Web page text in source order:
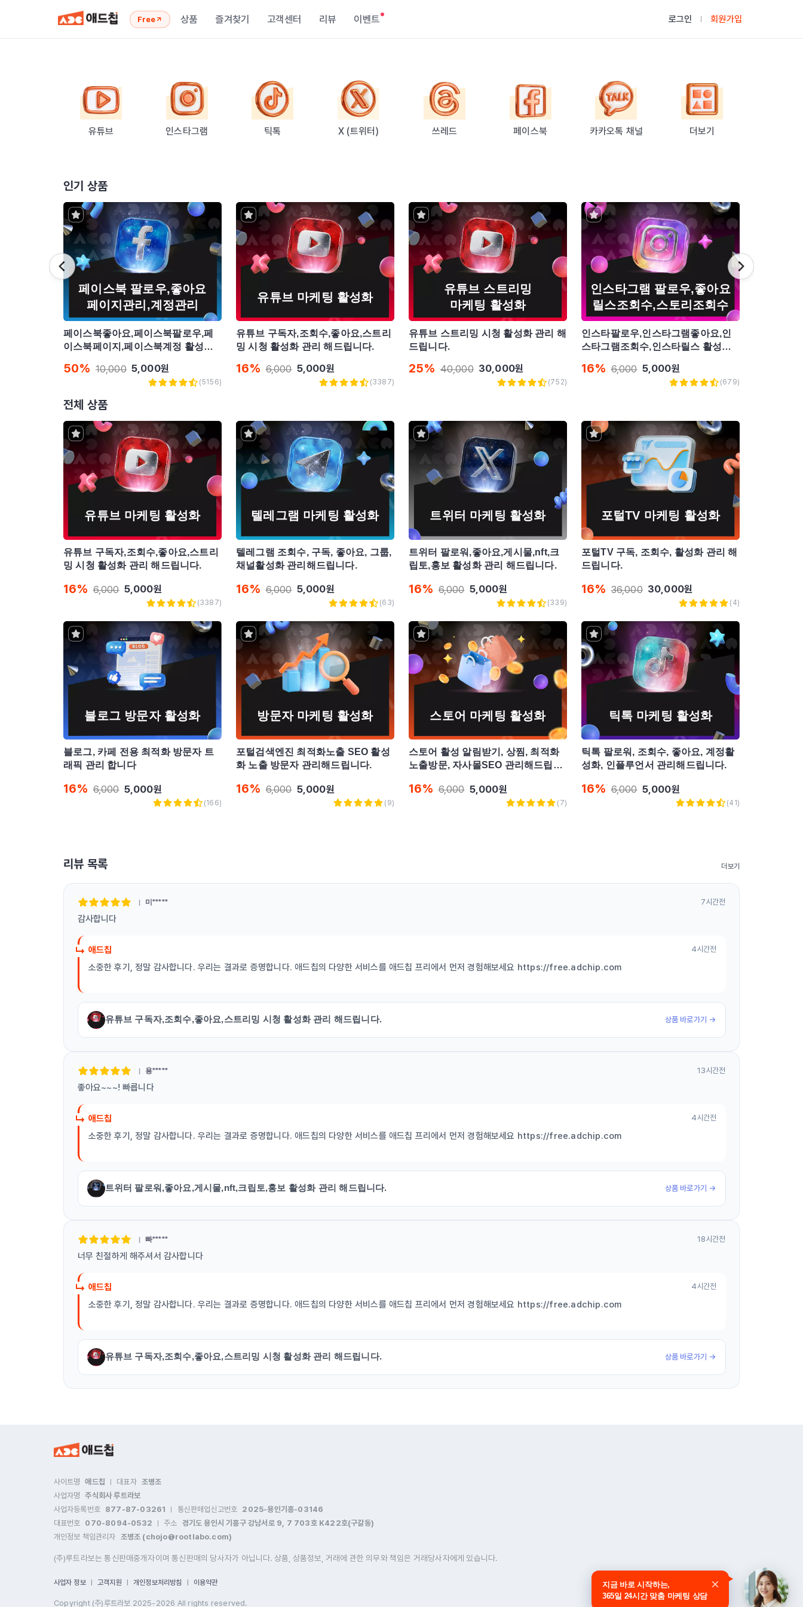
Free 상품 즐겨찾기 고객센터 리뷰 이벤트 로그인 회원가입
유튜브 인스타그램 틱톡 X (트위터) 쓰레드 페이스북 카카오톡 채널 더보기
인기 상품
페이스북 팔로우,좋아요
페이지관리,계정관리
페이스북좋아요,페이스북팔로우,페
이스북페이지,페이스북계정 활성화
50% 10,000 5,000원
(5156)
유튜브 마케팅 활성화
유튜브 구독자,조회수,좋아요,스트리
밍 시청 활성화 관리 해드립니다.
16% 6,000 5,000원
(3387)
유튜브 스트리밍
마케팅 활성화
유튜브 스트리밍 시청 활성화 관리 해
드립니다.
25% 40,000 30,000원
(752)
인스타그램 팔로우,좋아요
릴스조회수,스토리조회수
인스타팔로우,인스타그램좋아요,인
스타그램조회수,인스타릴스 활성화
16% 6,000 5,000원
(679)
전체 상품
유튜브 마케팅 활성화
유튜브 구독자,조회수,좋아요,스트리
밍 시청 활성화 관리 해드립니다.
16% 6,000 5,000원
(3387)
텔레그램 마케팅 활성화
텔레그램 조회수, 구독, 좋아요, 그룹,
채널활성화 관리해드립니다.
16% 6,000 5,000원
(63)
트위터 마케팅 활성화
트위터 팔로워,좋아요,게시물,nft,크
립토,홍보 활성화 관리 해드립니다.
16% 6,000 5,000원
(339)
포털TV 마케팅 활성화
포털TV 구독, 조회수, 활성화 관리 해
드립니다.
16% 36,000 30,000원
( 4)
블로그 방문자 활성화
블로그, 카페 전용 최적화 방문자 트
래픽 관리 합니다
16% 6,000 5,000원
(166)
방문자 마케팅 활성화
포털검색엔진 최적화노출 SEO 활성
화 노출 방문자 관리해드립니다.
16% 6,000 5,000원
( 9)
스토어 마케팅 활성화
스토어 활성 알림받기, 상찜, 최적화
노출방문, 자사몰SEO 관리해드립니
16% 6,000 5,000원
( 7)
틱톡 마케팅 활성화
틱톡 팔로워, 조회수, 좋아요, 계정활
성화, 인플루언서 관리해드립니다.
16% 6,000 5,000원
(41)
리뷰 목록 더보기
미***** 7시간전
감사합니다
애드칩 4시간전
소중한 후기, 정말 감사합니다. 우리는 결과로 증명합니다. 애드칩의 다양한 서비스를 애드칩 프리에서 먼저 경험해보세요 https://free.adchip.com
유튜브 구독자,조회수,좋아요,스트리밍 시청 활성화 관리 해드립니다. 상품 바로가기 →
용***** 13시간전
좋아요~~~! 빠릅니다
애드칩 4시간전
소중한 후기, 정말 감사합니다. 우리는 결과로 증명합니다. 애드칩의 다양한 서비스를 애드칩 프리에서 먼저 경험해보세요 https://free.adchip.com
트위터 팔로워,좋아요,게시물,nft,크립토,홍보 활성화 관리 해드립니다. 상품 바로가기 →
빠***** 18시간전
너무 친절하게 해주셔서 감사합니다
애드칩 4시간전
소중한 후기, 정말 감사합니다. 우리는 결과로 증명합니다. 애드칩의 다양한 서비스를 애드칩 프리에서 먼저 경험해보세요 https://free.adchip.com
유튜브 구독자,조회수,좋아요,스트리밍 시청 활성화 관리 해드립니다. 상품 바로가기 →
사이트명 애드칩 대표자 조병조
사업자명
주식회사 루트라보
사업자등록번호
877-87-03261 통신판매업신고번호 2025-용인기흥-03146
대표번호 070-8094-0532 주소 경기도 용인시 기흥구 강남서로 9, 7 703호 K422호(구갈동)
개인정보 책임관리자 조병조 (chojo@rootlabo.com)
(주)루트라보는 통신판매중개자이며 통신판매의 당사자가 아닙니다. 상품, 상품정보, 거래에 관한 의무와 책임은 거래당사자에게 있습니다.
사업자 정보 고객지원 개인정보처리방침 이용약관
Copyright (주)루트라보 2025-2026 All rights reserved.
지금 바로 시작하는,
365일 24시간 맞춤 마케팅 상담